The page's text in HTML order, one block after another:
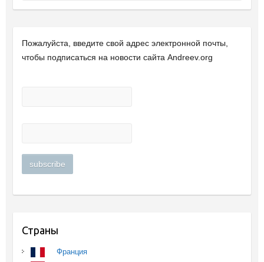
Пожалуйста, введите свой ​​адрес электронной почты,
чтобы подписаться на новости сайта Andreev.org
Страны
Франция